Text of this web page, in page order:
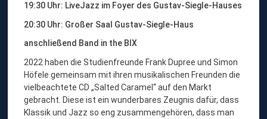
19:30 Uhr: LiveJazz im Foyer des Gustav-Siegle-Hauses
20:30 Uhr: Großer Saal Gustav-Siegle-Haus
anschließend Band in the BIX
2022 haben die Studienfreunde Frank Dupree und Simon
Höfele gemeinsam mit ihren musikalischen Freunden die
vielbeachtete CD „Salted Caramel“ auf den Markt
gebracht. Diese ist ein wunderbares Zeugnis dafür, dass
Klassik und Jazz so eng zusammengehören, dass man